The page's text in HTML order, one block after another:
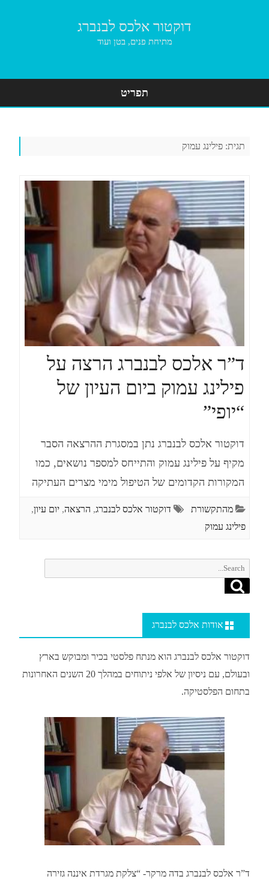
דוקטור אלכס לבנברג
מתיחת פנים, בטן ועוד
תפריט
תגית: פילינג עמוק
ד”ר אלכס לבנברג הרצה על
פילינג עמוק ביום העיון של
“יופי”
דוקטור אלכס לבנברג נתן במסגרת ההרצאה הסבר
מקיף על פילינג עמוק והתייחס למספר נושאים, כמו
המקורות הקדומים של הטיפול מימי מצרים העתיקה
מהתקשורת דוקטור אלכס לבנברג, הרצאה, יום עיון,
פילינג עמוק
Search
for:
Search
אודות אלכס לבנברג
דוקטור אלכס לבנברג הוא מנתח פלסטי בכיר ומבוקש בארץ
ובעולם, עם ניסיון של אלפי ניתוחים במהלך 20 השנים האחרונות
בתחום הפלסטיקה.
ד”ר אלכס לבנברג בדה מרקר- “צלקת מגרדת איננה גזירה